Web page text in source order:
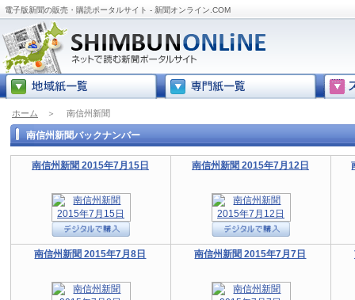
電子版新聞の販売・購読ポータルサイト - 新聞オンライン.COM
ホーム ＞ 南信州新聞
南信州新聞バックナンバー
南信州新聞 2015年7月15日 南信州新聞 2015年7月12日
南信州新聞 2015年7月8日 南信州新聞 2015年7月7日